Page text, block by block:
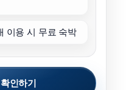
이용 시 무료 숙박
인하기